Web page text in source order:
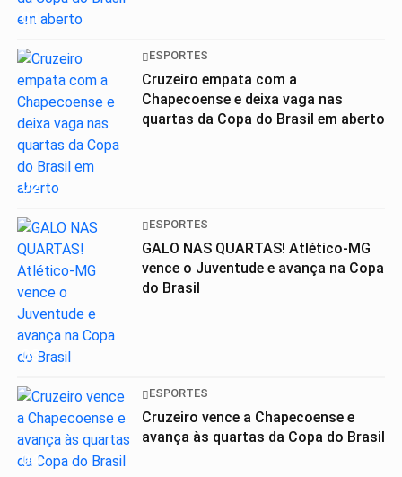
01
02
ESPORTES
Cruzeiro empata com a
Chapecoense e deixa vaga nas
quartas da Copa do Brasil em aberto
03
ESPORTES
GALO NAS QUARTAS! Atlético-MG
vence o Juventude e avança na Copa
do Brasil
04
ESPORTES
Cruzeiro vence a Chapecoense e
avança às quartas da Copa do Brasil